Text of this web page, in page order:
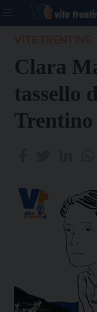
Clara
tassello
Trentino